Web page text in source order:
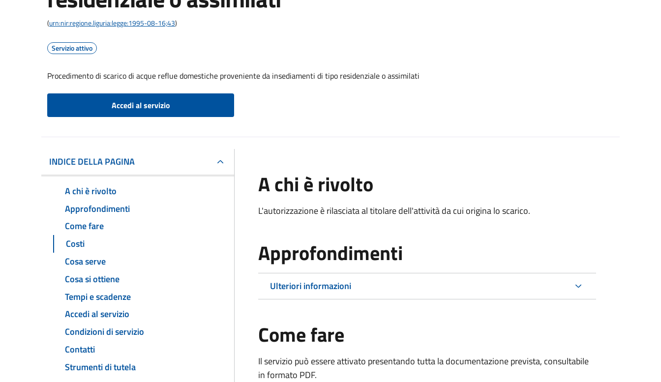
(urn:nir:regione.liguria:legge:1995-08-16;43)
Servizio attivo
Procedimento di scarico di acque reflue domestiche proveniente da insediamenti di tipo residenziale o assimilati
Accedi al servizio
INDICE DELLA PAGINA
A chi è rivolto
Approfondimenti
Come fare
Costi
Cosa serve
Cosa si ottiene
Tempi e scadenze
Accedi al servizio
Condizioni di servizio
Contatti
Strumenti di tutela
A chi è rivolto
L'autorizzazione è rilasciata al titolare dell'attività da cui origina lo scarico.
Approfondimenti
Ulteriori informazioni
Come fare
Il servizio può essere attivato presentando tutta la documentazione prevista, consultabile
in formato PDF.